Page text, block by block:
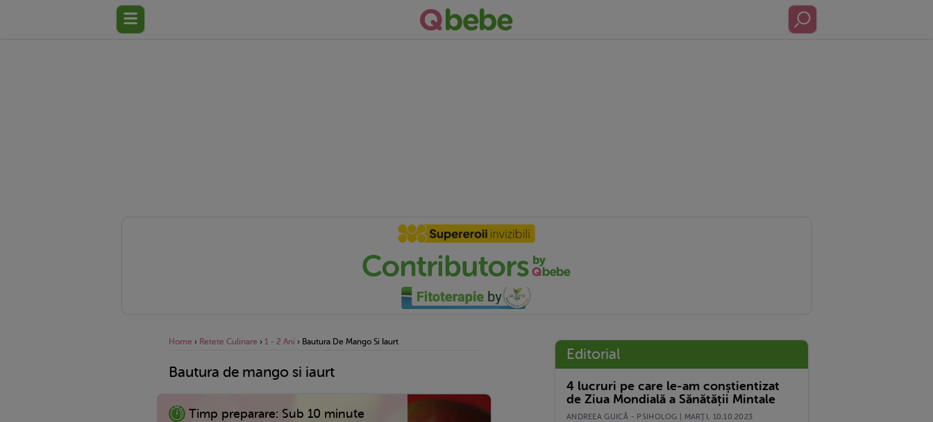
Home › Retete Culinare › 1 - 2 Ani › Bautura De Mango Si Iaurt
Bautura de mango si iaurt
Timp preparare: Sub 10 minute
Editorial
4 lucruri pe care le-am conștientizat
de Ziua Mondială a Sănătății Mintale
ANDREEA GUICĂ - PSIHOLOG | MARŢI, 10.10.2023